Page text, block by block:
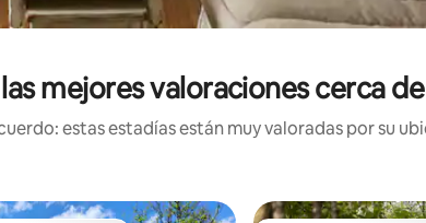
mejores valoraciones cerca
estas estadías están muy valoradas por su